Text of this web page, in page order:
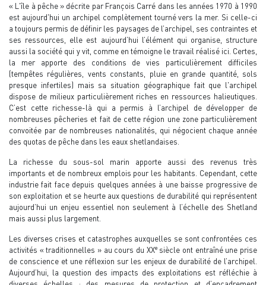
« L'île à pêche » décrite par François Carré dans les années 1970 à 1990
est aujourd'hui un archipel complètement tourné vers la mer. Si celle-ci
a toujours permis de définir les paysages de l’archipel, ses contraintes et
ses ressources, elle est aujourd’hui l’élément qui organise, structure
aussi la société qui y vit, comme en témoigne le travail réalisé ici. Certes,
la mer apporte des conditions de vies particulièrement difficiles
(tempêtes régulières, vents constants, pluie en grande quantité, sols
presque infertiles) mais sa situation géographique fait que l'archipel
dispose de milieux particulièrement riches en ressources halieutiques.
C’est cette richesse-là qui a permis à l’archipel de développer de
nombreuses pêcheries et fait de cette région une zone particulièrement
convoitée par de nombreuses nationalités, qui négocient chaque année
des quotas de pêche dans les eaux shetlandaises.
La richesse du sous-sol marin apporte aussi des revenus très
importants et de nombreux emplois pour les habitants. Cependant, cette
industrie fait face depuis quelques années à une baisse progressive de
son exploitation et se heurte aux questions de durabilité qui représentent
aujourd’hui un enjeu essentiel non seulement à l’échelle des Shetland
mais aussi plus largement.
Les diverses crises et catastrophes auxquelles se sont confrontées ces
activités « traditionnelles » au cours du XXe siècle ont entraîné une prise
de conscience et une réflexion sur les enjeux de durabilité de l’archipel.
Aujourd’hui, la question des impacts des exploitations est réfléchie à